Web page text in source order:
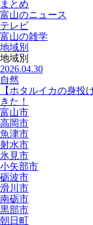
まとめ
富山のニュース
テレビ
富山の雑学
地域別
地域別
2026.04.30
自然
【ホタルイカの身投
きた！
富山市
高岡市
魚津市
射水市
氷見市
小矢部市
砺波市
滑川市
南砺市
黒部市
朝日町